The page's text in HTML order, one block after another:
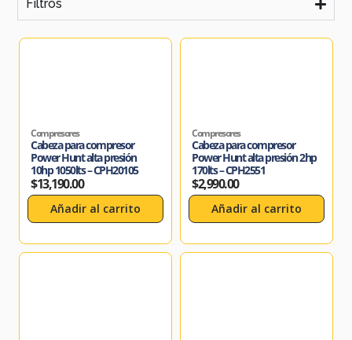
Filtros
Compresores
Cabeza para compresor
Power Hunt alta presión
10hp 1050lts – CPH20105
$13,190.00
Añadir al carrito
Compresores
Cabeza para compresor
Power Hunt alta presión 2hp
170lts – CPH2551
$2,990.00
Añadir al carrito